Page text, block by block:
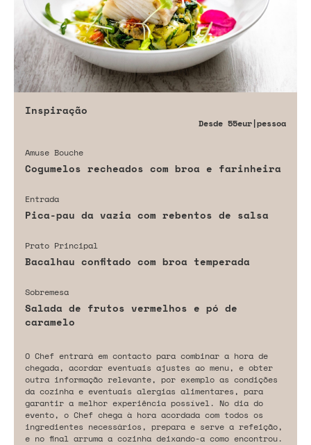
Inspiração
Desde 55eur|pessoa
Amuse Bouche
Cogumelos recheados com broa e farinheira
Entrada
Pica-pau da vazia com rebentos de salsa
Prato Principal
Bacalhau confitado com broa temperada
Sobremesa
Salada de frutos vermelhos e pó de
caramelo
O Chef entrará em contacto para combinar a hora de
chegada, acordar eventuais ajustes ao menu, e obter
outra informação relevante, por exemplo as condições
da cozinha e eventuais alergias alimentares, para
garantir a melhor experiência possível. No dia do
evento, o Chef chega à hora acordada com todos os
ingredientes necessários, prepara e serve a refeição,
e no final arruma a cozinha deixando-a como encontrou.